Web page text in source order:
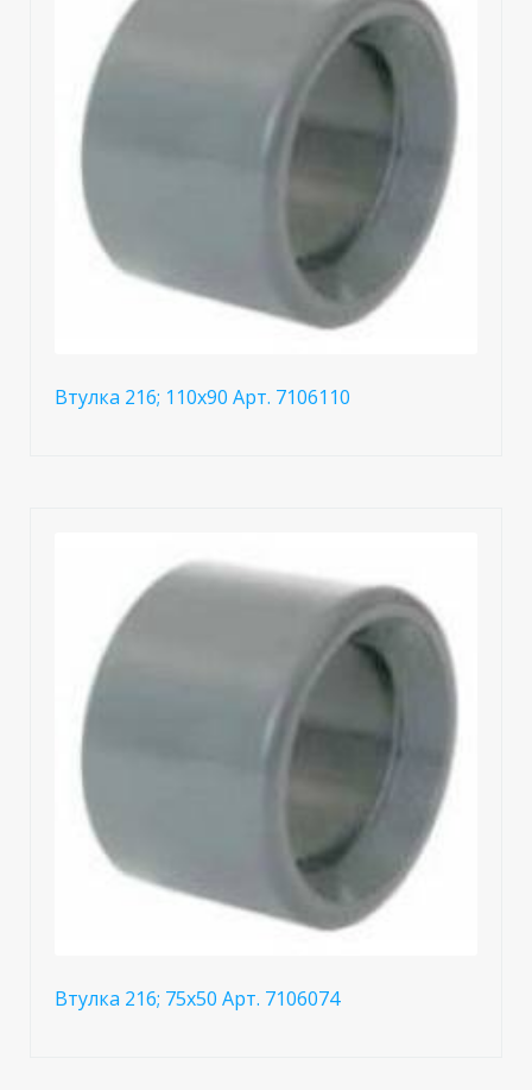
Втулка 216; 110x90 Арт. 7106110
Втулка 216; 75x50 Арт. 7106074